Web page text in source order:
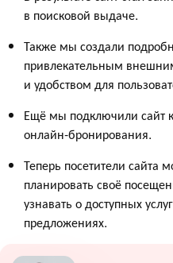
в поисковой выдаче.
Также мы создали
привлекательным
и удобством для
Ещё мы подключили сайт
онлайн-бронирования.
Теперь посетители сайта
планировать своё
узнавать о доступных
предложениях.